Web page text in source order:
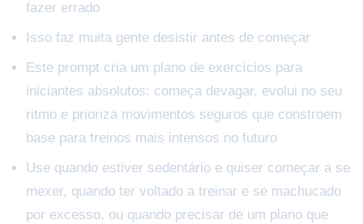
fazer errado
Isso faz muita gente desistir antes de começar
Este prompt cria um plano de exercícios para
iniciantes absolutos: começa devagar, evolui no seu
ritmo e prioriza movimentos seguros que constroem
base para treinos mais intensos no futuro
Use quando estiver sedentário e quiser começar a se
mexer, quando ter voltado a treinar e se machucado
por excesso, ou quando precisar de um plano que